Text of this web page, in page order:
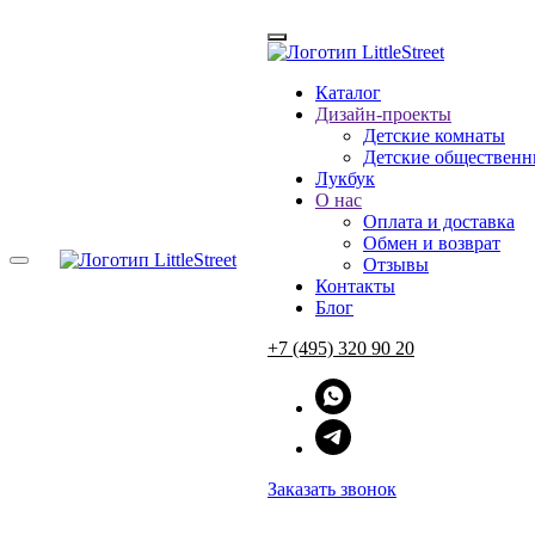
Каталог
Дизайн-проекты
Детские комнаты
Детские
Лукбук
О нас
Оплата и доставка
Обмен и возврат
Отзывы
Контакты
Блог
+7 (495) 320 90 20
Заказать звонок
За 8 лет существования бренда мы сделали много съемок:
Заряжайтесь новыми идеями и смотрите на реальные фото